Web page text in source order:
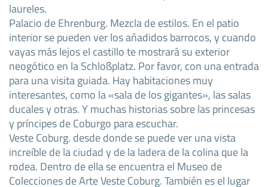
laureles.
Palacio de Ehrenburg. Mezcla de estilos. En el patio
interior se pueden ver los añadidos barrocos, y cuando
vayas más lejos el castillo te mostrará su exterior
neogótico en la Schloßplatz. Por favor, con una entrada
para una visita guiada. Hay habitaciones muy
interesantes, como la «sala de los gigantes», las salas
ducales y otras. Y muchas historias sobre las princesas
y príncipes de Coburgo para escuchar.
Veste Coburg. desde donde se puede ver una vista
increíble de la ciudad y de la ladera de la colina que la
rodea. Dentro de ella se encuentra el Museo de
Colecciones de Arte Veste Coburg. También es el lugar